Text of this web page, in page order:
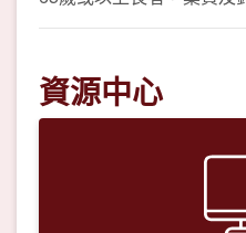
資源中心